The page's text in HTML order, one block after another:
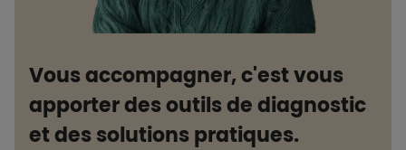
Vous accompagner, c'est vous
apporter des outils de diagnostic
et des solutions pratiques.